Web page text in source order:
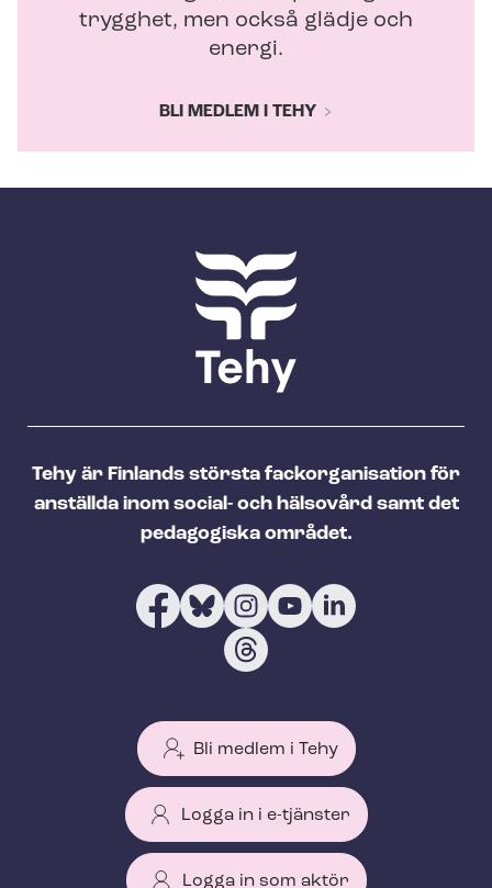
trygghet, men också glädje och
energi.
BLI MEDLEM I TEHY
Tehy är Finlands största fackorganisation för
anställda inom social- och hälsovård samt det
pedagogiska området.
Bli medlem i Tehy
Logga in i e-tjänster
Logga in som aktör